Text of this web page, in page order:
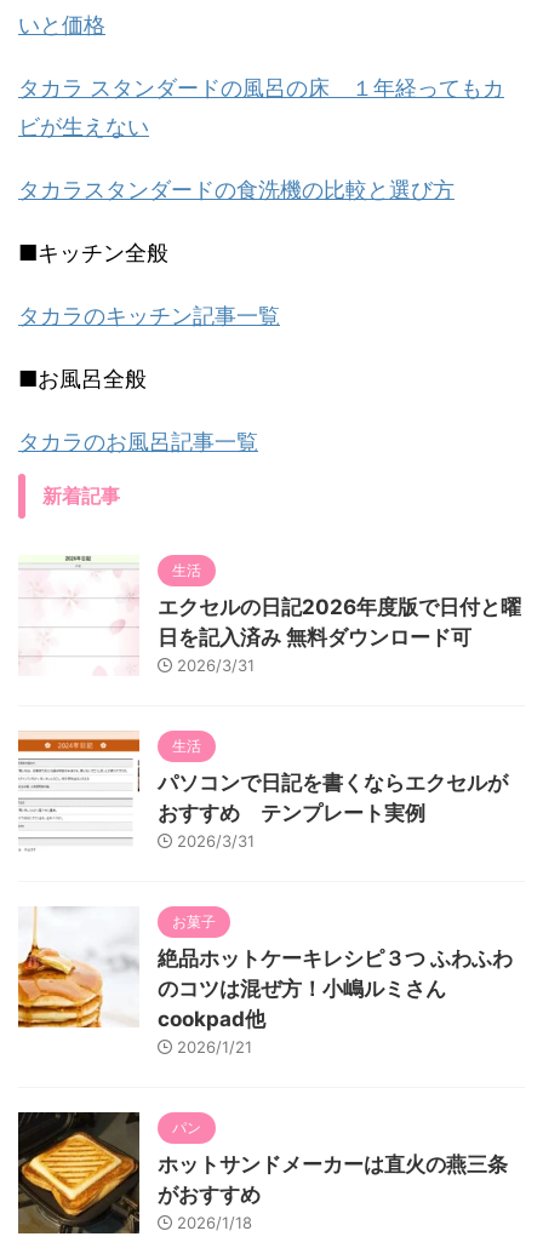
いと価格
タカラ スタンダードの風呂の床 １年経ってもカ
ビが生えない
タカラスタンダードの食洗機の比較と選び方
■キッチン全般
タカラのキッチン記事一覧
■お風呂全般
タカラのお風呂記事一覧
新着記事
生活
エクセルの日記2026年度版で日付と曜
日を記入済み 無料ダウンロード可
2026/3/31
生活
パソコンで日記を書くならエクセルが
おすすめ テンプレート実例
2026/3/31
お菓子
絶品ホットケーキレシピ３つ ふわふわ
のコツは混ぜ方！小嶋ルミさん
cookpad他
2026/1/21
パン
ホットサンドメーカーは直火の燕三条
がおすすめ
2026/1/18